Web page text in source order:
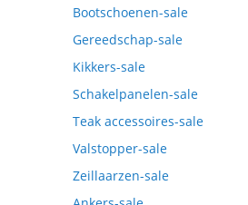
Bootschoenen-sale
Gereedschap-sale
Kikkers-sale
Schakelpanelen-sale
Teak accessoires-sale
Valstopper-sale
Zeillaarzen-sale